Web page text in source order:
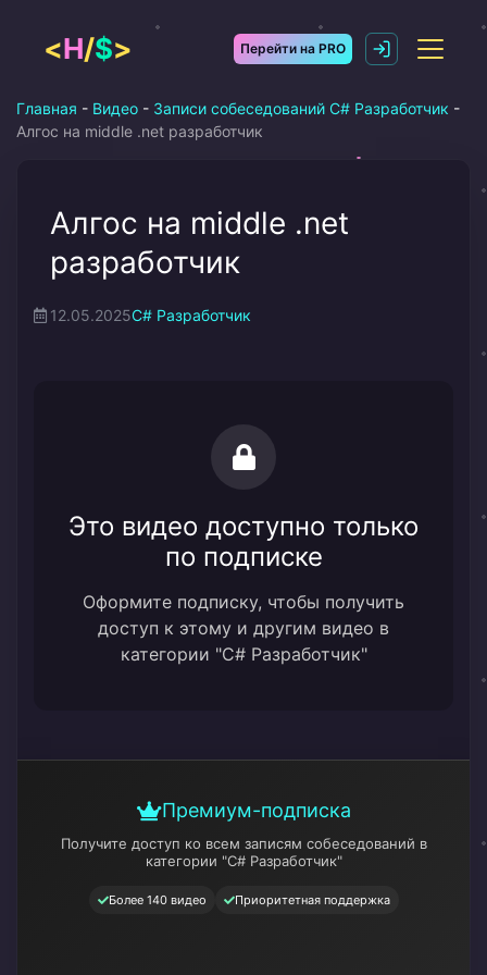
содержимому
<H/$> Перейти на PRO
Главная - Видео - Записи собеседований C# Разработчик -
Алгос на middle .net разработчик
Алгос на middle .net
разработчик
12.05.2025C# Разработчик
Это видео доступно только
по подписке
Оформите подписку, чтобы получить
доступ к этому и другим видео в
категории "C# Разработчик"
Премиум-подписка
Получите доступ ко всем записям собеседований в
категории "C# Разработчик"
Более 140 видео Приоритетная поддержка